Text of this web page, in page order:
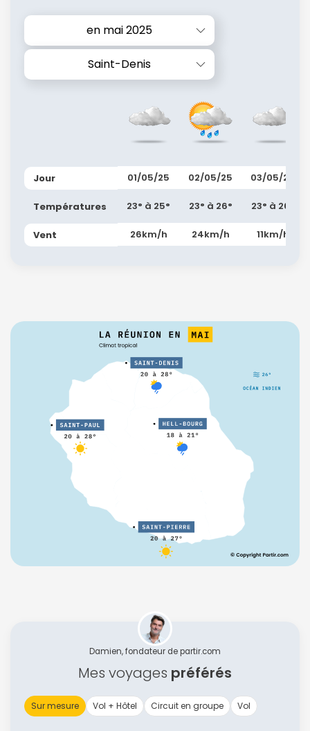
en mai 2025
Saint-Denis
Jour
Températures
Vent
01/05/25
23° à 25°
26km/h
02/05/25
23° à 26°
24km/h
03/05/25
23° à 26°
11km/h
Damien, fondateur de partir.com
Mes voyages préférés
Sur mesure Vol + Hôtel Circuit en groupe Vol